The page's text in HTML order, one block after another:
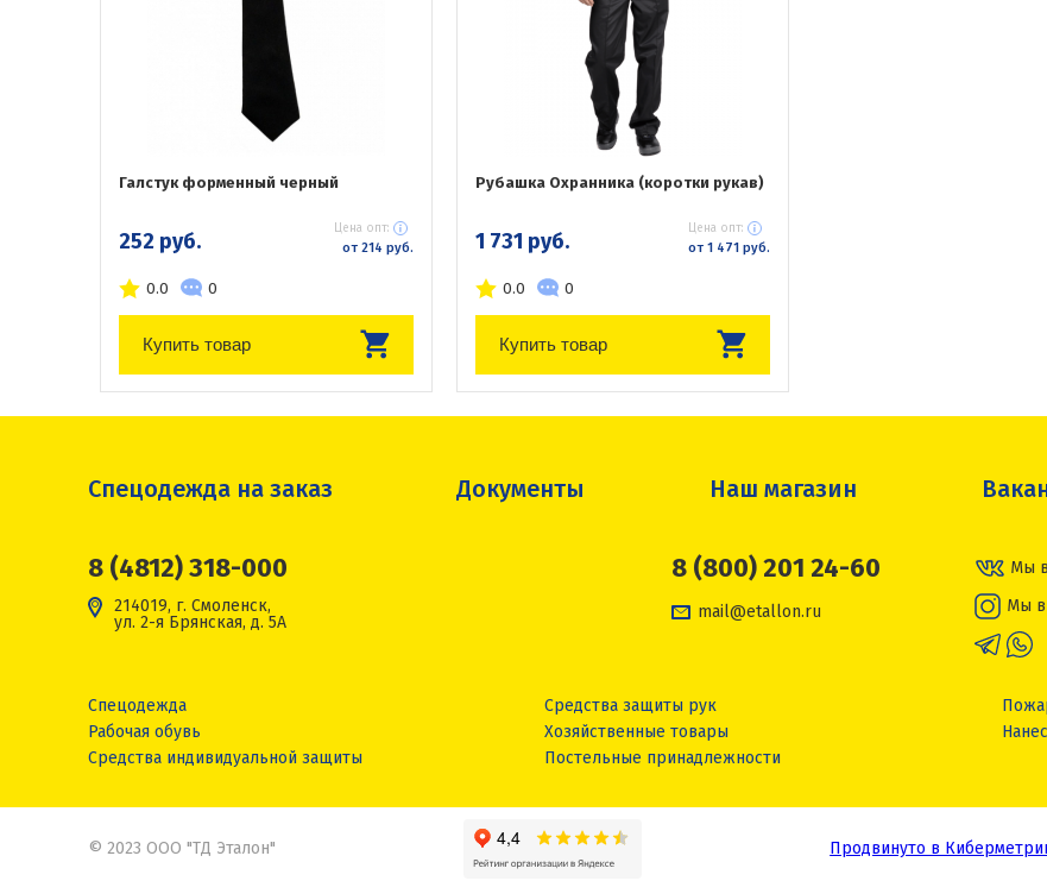
Галстук форменный черный
252 руб. Цена опт:
от 214 руб.
0.0 0
Купить товар
Рубашка Охранника (коротки рукав)
1 731 руб. Цена опт:
от 1 471 руб.
0.0 0
Купить товар
Спецодежда на заказ Документы Наш магазин
8 (4812) 318-000
214019, г. Смоленск,
ул. 2-я Брянская, д. 5А
8 (800) 201 24-60
mail@etallon.ru
Мы
Мы в
Спецодежда
Рабочая обувь
Средства индивидуальной защиты
Средства защиты рук
Хозяйственные товары
Постельные принадлежности
© 2023 ООО "ТД Эталон" Продвинуто в